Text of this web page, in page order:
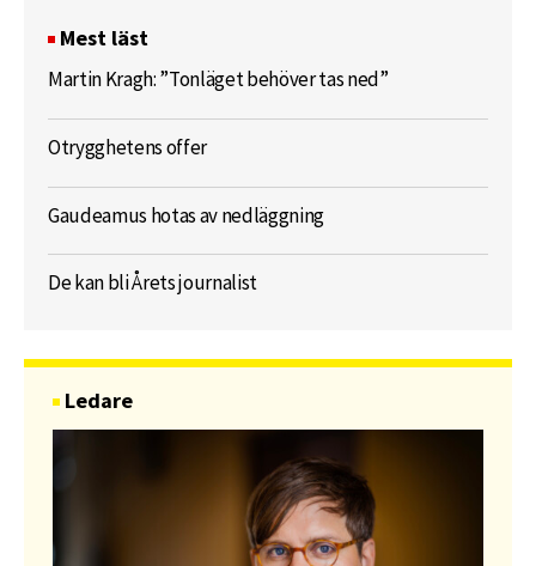
Mest läst
Martin Kragh: ”Tonläget behöver tas ned”
Otrygghetens offer
Gaudeamus hotas av nedläggning
De kan bli Årets journalist
Ledare